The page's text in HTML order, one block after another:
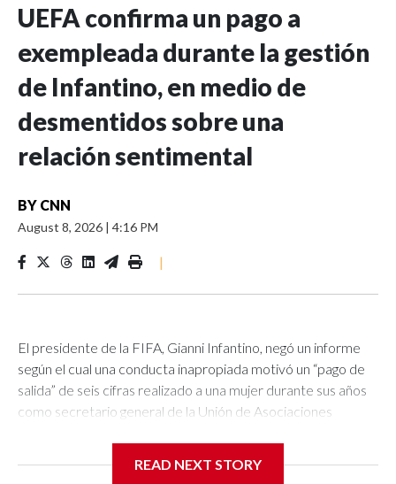
UEFA confirma un pago a
exempleada durante la gestión
de Infantino, en medio de
desmentidos sobre una
relación sentimental
BY CNN
August 8, 2026 | 4:16 PM
|
El presidente de la FIFA, Gianni Infantino, negó un informe
según el cual una conducta inapropiada motivó un “pago de
salida” de seis cifras realizado a una mujer durante sus años
como secretario general de la Unión de Asociaciones
irregular en ese momento, desde entonces las regulaciones
READ NEXT STORY